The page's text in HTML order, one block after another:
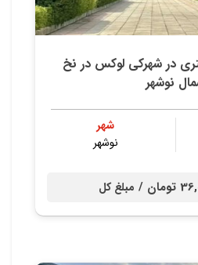
زمين ٦٠٠ متري در شهركي لوكس در نخ
نوشهر
شهر
نوشهر
/ مبلغ کل